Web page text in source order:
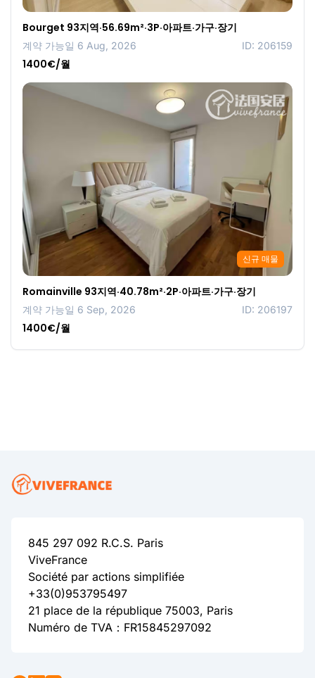
Bourget 93지역·56.69m²·3P·아파트·가구·장기
계약 가능일 6 Aug, 2026 ID: 206159
1400€/월
신규 매물
Romainville 93지역·40.78m²·2P·아파트·가구·장기
계약 가능일 6 Sep, 2026 ID: 206197
1400€/월
845 297 092 R.C.S. Paris
ViveFrance
Société par actions simplifiée
+33(0)953795497
21 place de la république 75003, Paris
Numéro de TVA：FR15845297092